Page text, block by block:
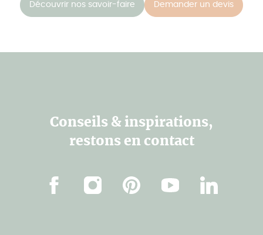
Découvrir nos savoir-faire Demander un devis
Conseils & inspirations,
restons en contact
FacebookInstagramPinterestYoutube